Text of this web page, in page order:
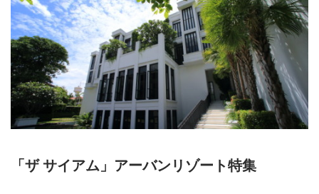
ー
「ザ サイアム」アーバンリゾート特集